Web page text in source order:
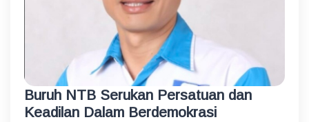
Buruh NTB Serukan Persatuan dan
Keadilan Dalam Berdemokrasi